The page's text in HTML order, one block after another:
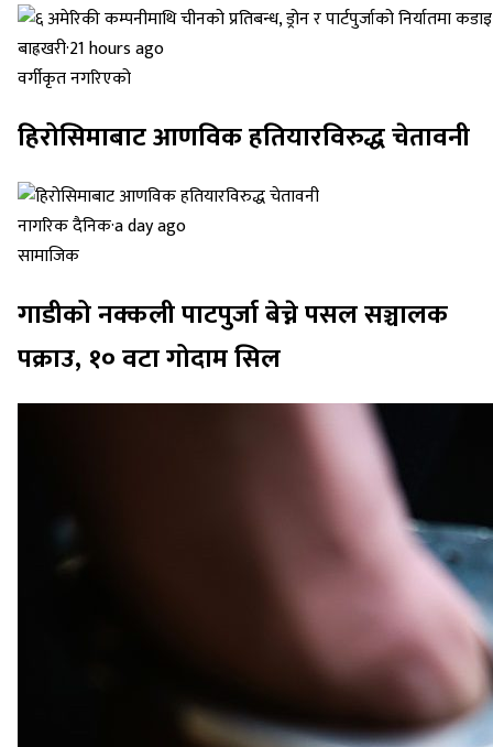
बाह्रखरी·21 hours ago
वर्गीकृत नगरिएको
हिरोसिमाबाट आणविक हतियारविरुद्ध चेतावनी
नागरिक दैनिक·a day ago
सामाजिक
गाडीको नक्कली पाटपुर्जा बेच्ने पसल सञ्चालक
पक्राउ, १० वटा गोदाम सिल